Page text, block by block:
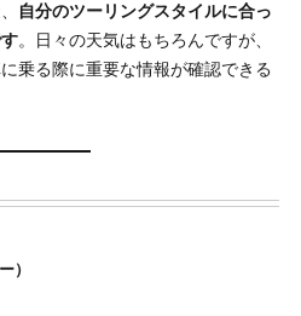
自分のツーリングスタイルに合っ
。日々の天気はもちろんですが、
乗る際に重要な情報が確認できる
）